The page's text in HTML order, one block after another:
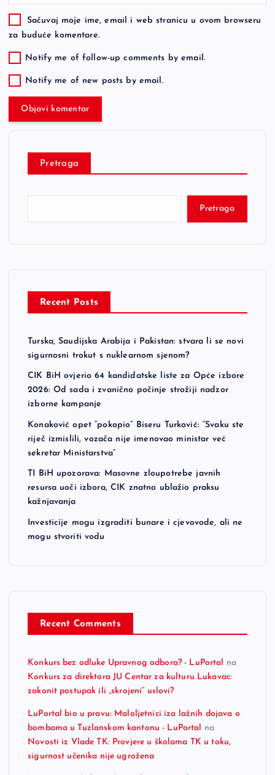
Sačuvaj moje ime, email i web stranicu u ovom browseru
za buduće komentare.
Notify me of follow-up comments by email.
Notify me of new posts by email.
Pretraga
Pretraga
Recent Posts
Turska, Saudijska Arabija i Pakistan: stvara li se novi
sigurnosni trokut s nuklearnom sjenom?
CIK BiH ovjerio 64 kandidatske liste za Opće izbore
2026: Od sada i zvanično počinje strožiji nadzor
izborne kampanje
Konaković opet “pokopio” Biseru Turković: “Svaku ste
riječ izmislili, vozača nije imenovao ministar već
sekretar Ministarstva”
TI BiH upozorava: Masovne zloupotrebe javnih
resursa uoči izbora, CIK znatno ublažio praksu
kažnjavanja
Investicije mogu izgraditi bunare i cjevovode, ali ne
mogu stvoriti vodu
Recent Comments
Konkurs bez odluke Upravnog odbora? - LuPortal
na
Konkurs za direktora JU Centar za kulturu Lukavac:
zakonit postupak ili „skrojeni“ uslovi?
LuPortal bio u pravu: Maloljetnici iza lažnih dojava o
bombama u Tuzlanskom kantonu - LuPortal na
Novosti iz Vlade TK: Provjere u školama TK u toku,
sigurnost učenika nije ugrožena